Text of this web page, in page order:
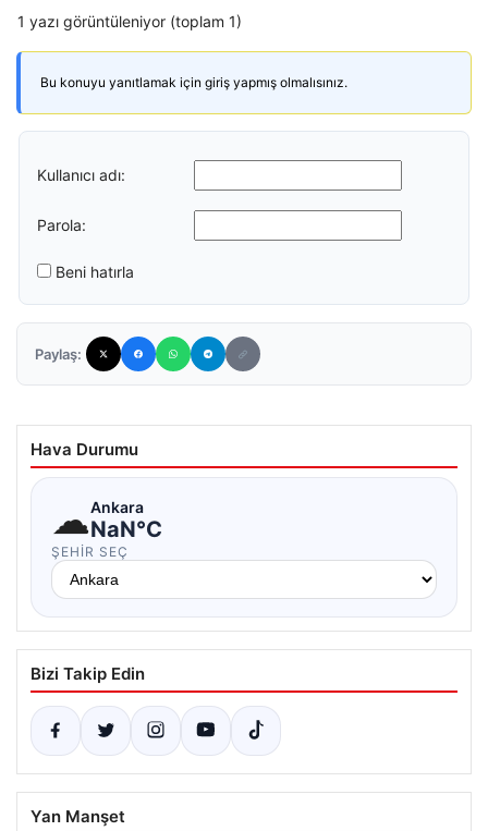
1 yazı görüntüleniyor (toplam 1)
Bu konuyu yanıtlamak için giriş yapmış olmalısınız.
Kullanıcı adı:
Parola:
Beni hatırla
Paylaş:
Hava Durumu
☁Ankara
NaN°C
ŞEHIR SEÇ
Bizi Takip Edin
Yan Manşet